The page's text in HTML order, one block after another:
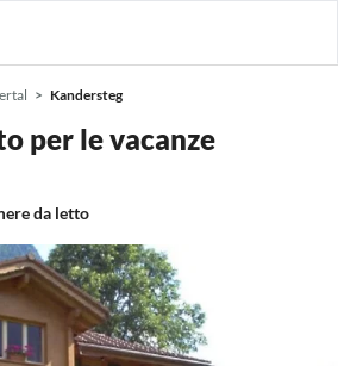
Kandersteg
per le vacanze
da letto